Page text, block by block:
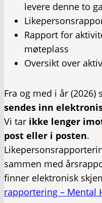
levere denne to
Rapport for
møteplass
Oversikt over
Fra og med i år (2026)
sendes inn
Vi tar ikke lenger
post eller i posten.
sammen med
finner elektronisk
rapportering – Mental